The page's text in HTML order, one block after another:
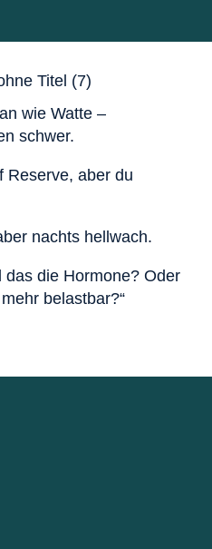
wie Watte –
schwer.
Reserve, aber du
nachts hellwach.
das die Hormone? Oder
belastbar?“